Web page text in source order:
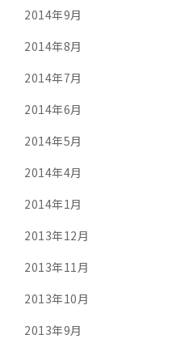
2014年9月
2014年8月
2014年7月
2014年6月
2014年5月
2014年4月
2014年1月
2013年12月
2013年11月
2013年10月
2013年9月